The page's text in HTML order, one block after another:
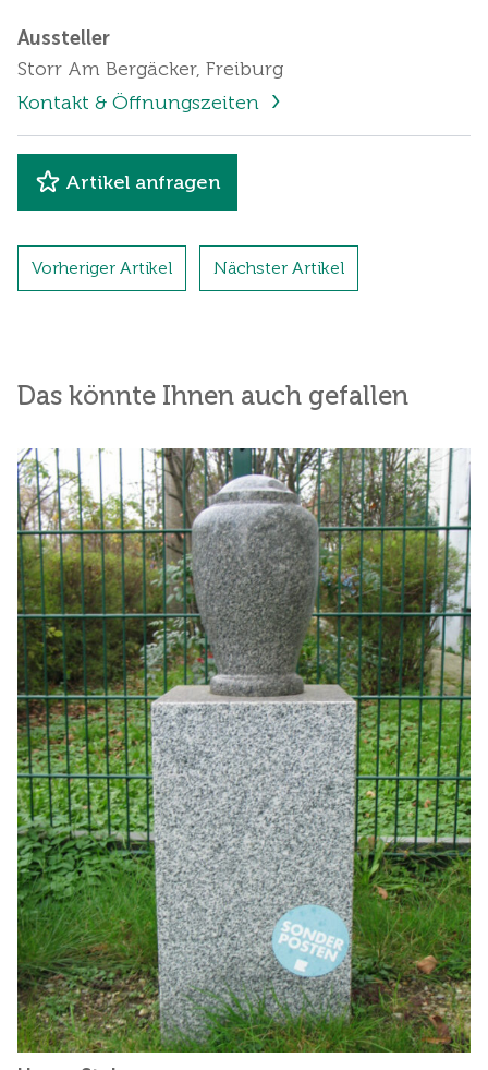
Aussteller
Storr Am Bergäcker, Freiburg
Kontakt & Öffnungszeiten
Artikel anfragen
Vorheriger Artikel Nächster Artikel
Das könnte Ihnen auch gefallen